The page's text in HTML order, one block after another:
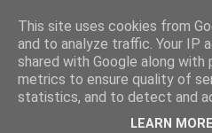
This site uses cookies from
and to analyze traffic. Your IP
shared with Google along
metrics to ensure quality of
statistics, and to detect and
LEARN MORE